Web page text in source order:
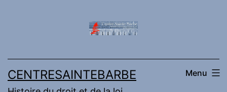
CENTRESAINTEBARBE Menu